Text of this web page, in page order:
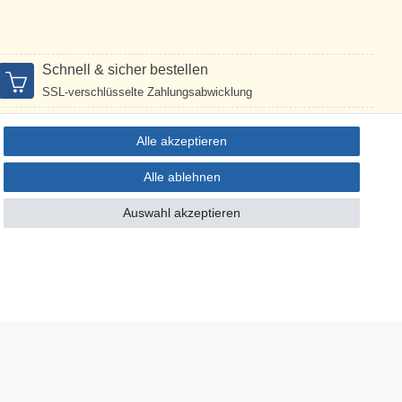
Schnell & sicher bestellen
SSL-verschlüsselte Zahlungsabwicklung
Kontakt
Christian Repky
Alle akzeptieren
Alle ablehnen
Auswahl akzeptieren